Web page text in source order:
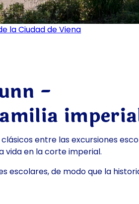
la Ciudad de Viena
-
entre las excursiones
vida en la corte imperial.
escolares, de modo que la